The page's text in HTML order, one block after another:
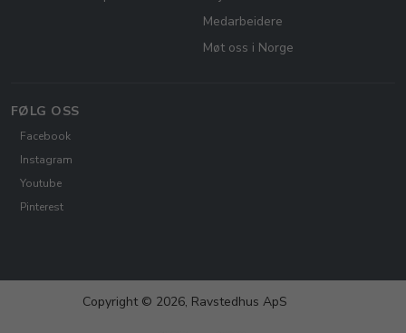
Medarbeidere
Møt oss i Norge
FØLG OSS
Facebook
Instagram
Youtube
Pinterest
Copyright © 2026, Ravstedhus ApS